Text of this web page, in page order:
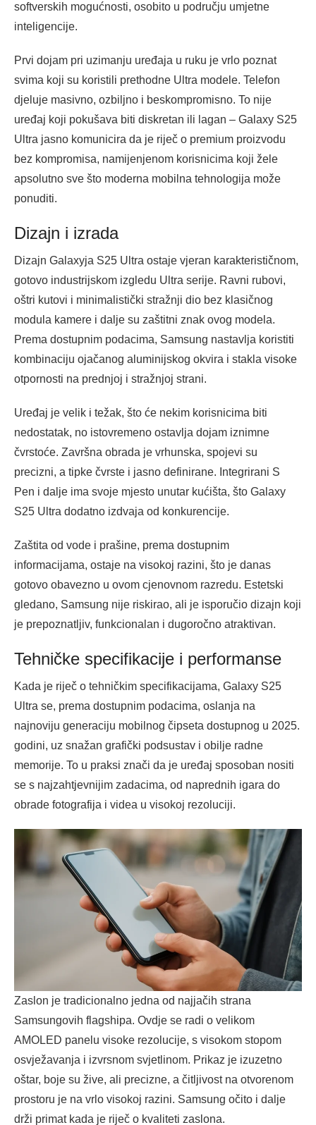
softverskih mogućnosti, osobito u području umjetne
inteligencije.
Prvi dojam pri uzimanju uređaja u ruku je vrlo poznat
svima koji su koristili prethodne Ultra modele. Telefon
djeluje masivno, ozbiljno i beskompromisno. To nije
uređaj koji pokušava biti diskretan ili lagan – Galaxy S25
Ultra jasno komunicira da je riječ o premium proizvodu
bez kompromisa, namijenjenom korisnicima koji žele
apsolutno sve što moderna mobilna tehnologija može
ponuditi.
Dizajn i izrada
Dizajn Galaxyja S25 Ultra ostaje vjeran karakterističnom,
gotovo industrijskom izgledu Ultra serije. Ravni rubovi,
oštri kutovi i minimalistički stražnji dio bez klasičnog
modula kamere i dalje su zaštitni znak ovog modela.
Prema dostupnim podacima, Samsung nastavlja koristiti
kombinaciju ojačanog aluminijskog okvira i stakla visoke
otpornosti na prednjoj i stražnjoj strani.
Uređaj je velik i težak, što će nekim korisnicima biti
nedostatak, no istovremeno ostavlja dojam iznimne
čvrstoće. Završna obrada je vrhunska, spojevi su
precizni, a tipke čvrste i jasno definirane. Integrirani S
Pen i dalje ima svoje mjesto unutar kućišta, što Galaxy
S25 Ultra dodatno izdvaja od konkurencije.
Zaštita od vode i prašine, prema dostupnim
informacijama, ostaje na visokoj razini, što je danas
gotovo obavezno u ovom cjenovnom razredu. Estetski
gledano, Samsung nije riskirao, ali je isporučio dizajn koji
je prepoznatljiv, funkcionalan i dugoročno atraktivan.
Tehničke specifikacije i performanse
Kada je riječ o tehničkim specifikacijama, Galaxy S25
Ultra se, prema dostupnim podacima, oslanja na
najnoviju generaciju mobilnog čipseta dostupnog u 2025.
godini, uz snažan grafički podsustav i obilje radne
memorije. To u praksi znači da je uređaj sposoban nositi
se s najzahtjevnijim zadacima, od naprednih igara do
obrade fotografija i videa u visokoj rezoluciji.
Zaslon je tradicionalno jedna od najjačih strana
Samsungovih flagshipa. Ovdje se radi o velikom
AMOLED panelu visoke rezolucije, s visokom stopom
osvježavanja i izvrsnom svjetlinom. Prikaz je izuzetno
oštar, boje su žive, ali precizne, a čitljivost na otvorenom
prostoru je na vrlo visokoj razini. Samsung očito i dalje
drži primat kada je riječ o kvaliteti zaslona.